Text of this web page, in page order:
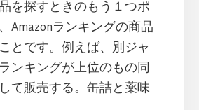
を探すときのもう１つポ
Amazonランキングの商品
とです。例えば、別ジャ
ンキングが上位のもの同
て販売する。缶詰と薬味